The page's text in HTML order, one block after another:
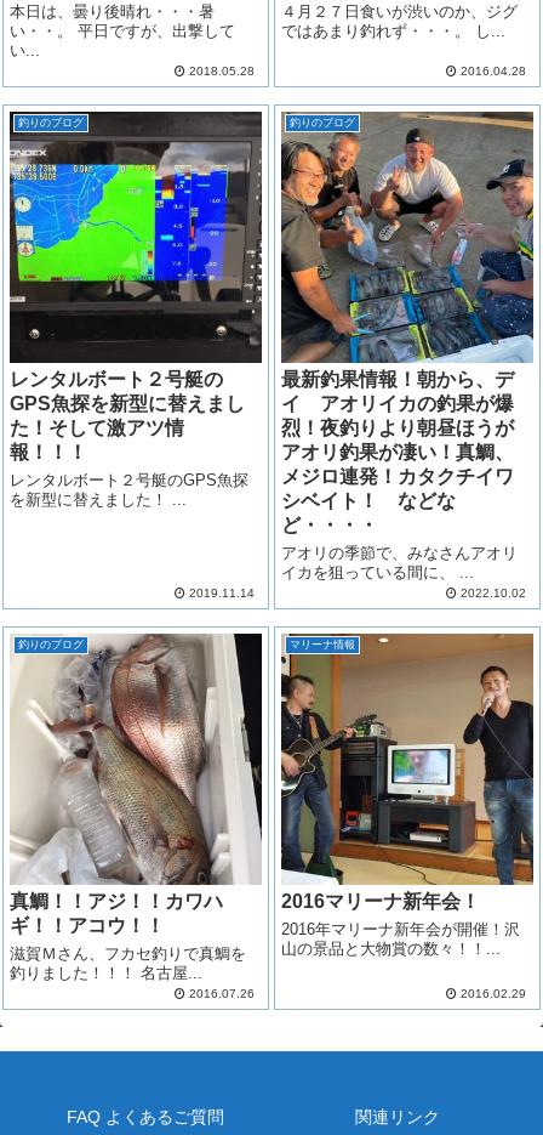
本日は、曇り後晴れ・・・暑
い・・。 平日ですが、出撃して
い...
2018.05.28
４月２７日食いが渋いのか、ジグ
ではあまり釣れず・・・。 し...
2016.04.28
釣りのブログ
レンタルボート２号艇の
GPS魚探を新型に替えまし
た！そして激アツ情
報！！！
レンタルボート２号艇のGPS魚探
を新型に替えました！ ...
2019.11.14
釣りのブログ
最新釣果情報！朝から、デ
イ アオリイカの釣果が爆
烈！夜釣りより朝昼ほうが
アオリ釣果が凄い！真鯛、
メジロ連発！カタクチイワ
シベイト！ などな
ど・・・・
アオリの季節で、みなさんアオリ
イカを狙っている間に、 ...
2022.10.02
釣りのブログ
真鯛！！アジ！！カワハ
ギ！！アコウ！！
滋賀Ｍさん、フカセ釣りで真鯛を
釣りました！！！ 名古屋...
2016.07.26
マリーナ情報
2016マリーナ新年会！
2016年マリーナ新年会が開催！沢
山の景品と大物賞の数々！！...
2016.02.29
FAQ よくあるご質問 関連リンク